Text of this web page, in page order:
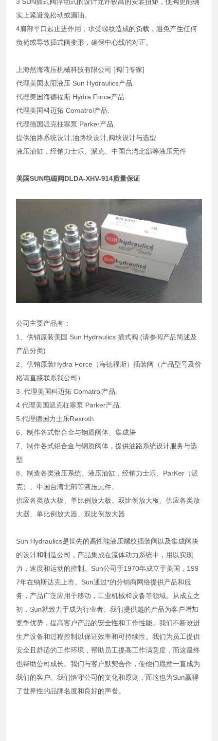
实上紧避免松动或漏油。
4肩部平口起止进作用，承受螺纹造成的负载，避免产生任何
负荷或导致插式阀变形，确保中心线的对正。
上海然海液压机械科技有限公司 [阀门专家]
代理美国太阳液压 Sun Hydraulics产品.
代理美国海德福斯 Hydra Force产品.
代理美国科迈拓 Comatrol产品.
代理德国派克柱塞泵 Parker产品.
提供油路系统设计,油路块设计,阀块设计与选型
液压油缸，经销力士乐、派克、中国台湾北部等液压元件
美国SUN电磁阀DLDA-XHV-914质量保证
公司主要产品有：
1、供销原装美国 Sun Hydraulics 插式阀 (请参阅产品简述及
产品分类)
2、供销原装Hydra Force（海德福斯）插装阀（产品型号及价
格请直接联系我公司）
3 .代理美国科迈拓 Comatrol产品.
4.代理美国派克柱塞泵 Parker产品.
5.代理德国力士乐Rexroth
6、制作各式铝合金与钢质阀体、集成块
7、制作各式铝合金与钢质阀体，提供油路系统设计服务与选
型
8、制造各类液压系统、液压油缸，经销力士乐、ParKer（派
克）、中国台湾北部等液压元件。
供应各类放大板、单比例放大板、双比例放大板、供应各类放
大器、单比例放大器、双比例放大器
Sun Hydraulics是世先的高性能液压螺纹插装阀以及集成阀块
的设计和制造公司，产品集成在流体动力系统中，用以实现
力，速度和运动的控制。Sun公司于1970年成立于美国，199
7年在纳斯达克上市。Sun通过*的分销商网络提供产品和服
务，产品广泛应用于移动，工业机械和设备等领域。从成立之
初，Sun就致力于成为行业者。我们提供越的产品为客户增加
竞争优势，提高客户产品的安全性和工作性能。我们不断改进
生产设备和过程控制以保证效率和可持续性。我们为员工提供
安全且舒适的工作环境，帮助员工提高工作满意度，而这最终
也帮助公司成长。我们与客户默契合作，使他们愿意一直成为
我们的客户。我们恪守公司的文化和原则，而这也为Sun赢得
了世界性的品牌名度和良好的声誉。